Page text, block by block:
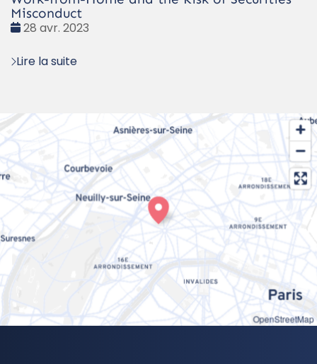
Misconduct
Date
28 avr. 2023
Lire la suite
OpenStreetMap